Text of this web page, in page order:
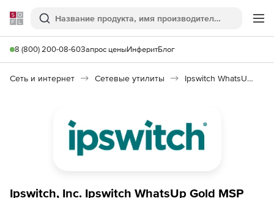
Softline
Поиск
8 (800) 200-08-60Запрос ценыИнферитБлог
Сеть и интернет Сетевые утилиты Ipswitch WhatsUp Gold MSP
Ipswitch, Inc. Ipswitch WhatsUp Gold MSP